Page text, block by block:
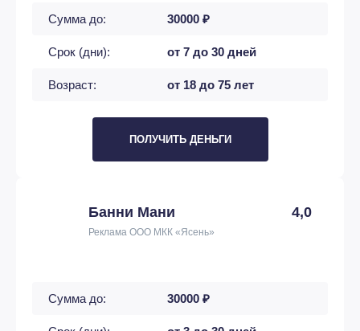
Сумма до: 30000 ₽
Срок (дни): от 7 до 30 дней
Возраст: от 18 до 75 лет
ПОЛУЧИТЬ ДЕНЬГИ
Банни Мани 4,0
Реклама ООО МКК «Ясень»
Сумма до: 30000 ₽